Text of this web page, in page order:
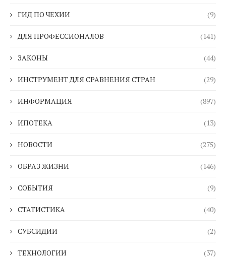
ГИД ПО ЧЕХИИ (9)
ДЛЯ ПРОФЕССИОНАЛОВ (141)
ЗАКОНЫ (44)
ИНСТРУМЕНТ ДЛЯ СРАВНЕНИЯ СТРАН (29)
ИНФОРМАЦИЯ (897)
ИПОТЕКА (13)
НОВОСТИ (275)
ОБРАЗ ЖИЗНИ (146)
СОБЫТИЯ (9)
СТАТИСТИКА (40)
СУБСИДИИ (2)
ТЕХНОЛОГИИ (37)